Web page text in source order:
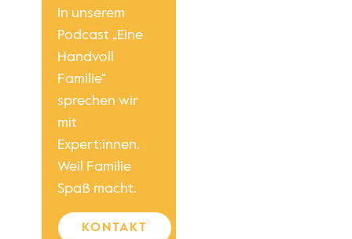
In unserem
Podcast „Eine
Handvoll
Familie“
sprechen wir
mit
Expert:innen.
Weil Familie
Spaß macht.
KONTAKT